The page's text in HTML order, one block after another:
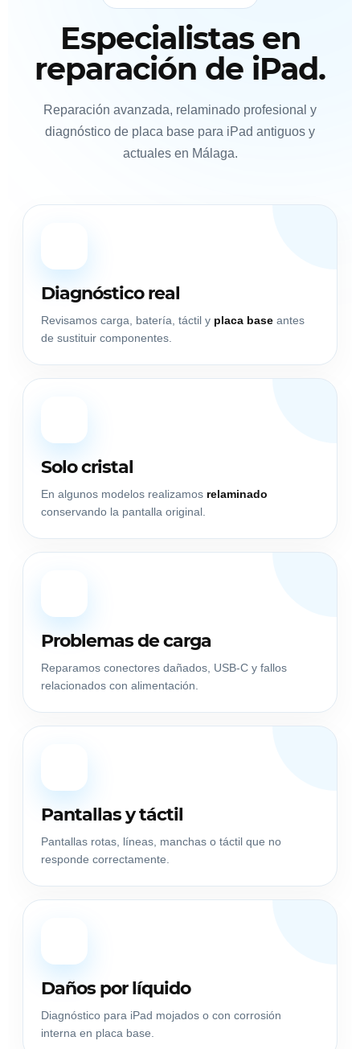
Especialistas en
reparación de iPad.
Reparación avanzada, relaminado profesional y
diagnóstico de placa base para iPad antiguos y
actuales en Málaga.
Diagnóstico real
Revisamos carga, batería, táctil y placa base antes
de sustituir componentes.
Solo cristal
En algunos modelos realizamos relaminado
conservando la pantalla original.
Problemas de carga
Reparamos conectores dañados, USB-C y fallos
relacionados con alimentación.
Pantallas y táctil
Pantallas rotas, líneas, manchas o táctil que no
responde correctamente.
Daños por líquido
Diagnóstico para iPad mojados o con corrosión
interna en placa base.